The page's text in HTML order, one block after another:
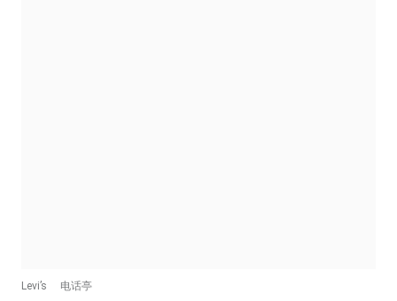
Levi’s 电话亭